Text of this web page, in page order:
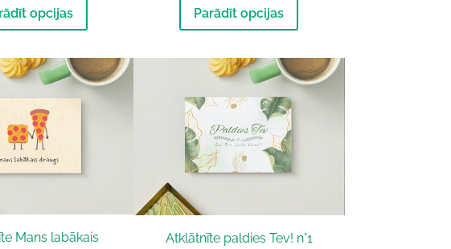
opcijas Parādīt opcijas
Mans labākais
Atklātnīte paldies Tev! n°1